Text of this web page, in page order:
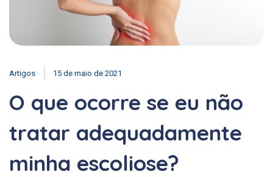
Artigos 15 de maio de 2021
O que ocorre se eu não
tratar adequadamente
minha escoliose?